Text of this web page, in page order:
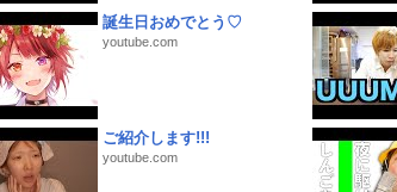
誕生日おめでとう♡
youtube.com
ご紹介します!!!
youtube.com